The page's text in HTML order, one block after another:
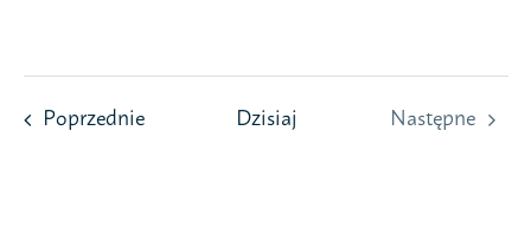
PoprzednieWydarzeniaDzisiaj
Następne